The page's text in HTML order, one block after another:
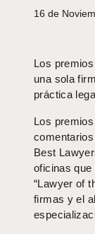
16 de
Los
una sola
práctica
Los
Best
oficinas
“Lawyer of
firmas y el